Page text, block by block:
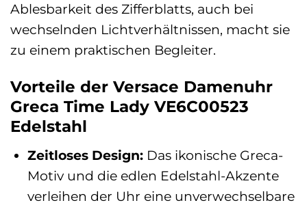
Ablesbarkeit des Zifferblatts, auch bei
wechselnden Lichtverhältnissen, macht sie
zu einem praktischen Begleiter.
Vorteile der Versace Damenuhr
Greca Time Lady VE6C00523
Edelstahl
Zeitloses Design:Das ikonische Greca-
Motiv und die edlen Edelstahl-Akzente
verleihen der Uhr eine unverwechselbare